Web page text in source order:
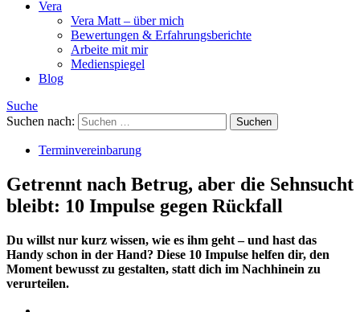
Vera
Vera Matt – über mich
Bewertungen & Erfahrungsberichte
Arbeite mit mir
Medienspiegel
Blog
Suche
Suchen nach:
Terminvereinbarung
Getrennt nach Betrug, aber die Sehnsucht
bleibt: 10 Impulse gegen Rückfall
Du willst nur kurz wissen, wie es ihm geht – und hast das
Handy schon in der Hand? Diese 10 Impulse helfen dir, den
Moment bewusst zu gestalten, statt dich im Nachhinein zu
verurteilen.